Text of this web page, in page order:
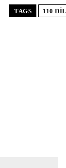
TAGS 110 DIL